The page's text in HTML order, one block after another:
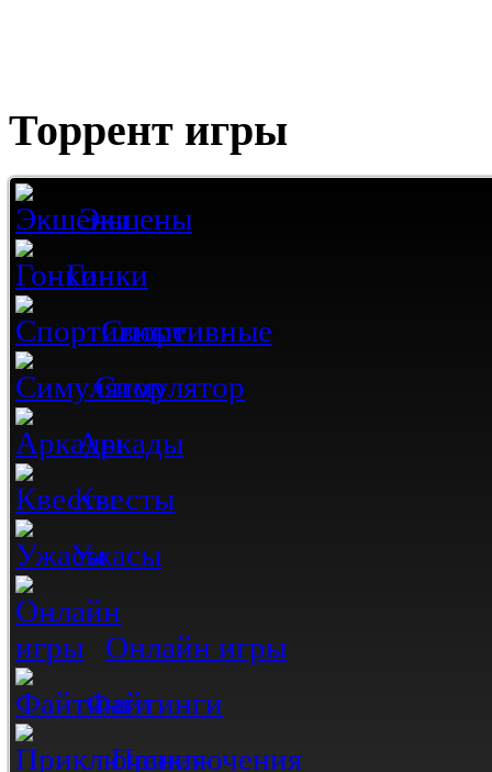
Торрент игры
Экшены
Гонки
Спортивные
Симулятор
Аркады
Квесты
Ужасы
Онлайн игры
Файтинги
Приключения